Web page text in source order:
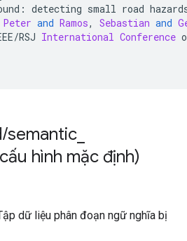
: detecting small road
Peter and Ramos, Sebastian and
/RSJ International Conference
/semantic
hình mặc định)
dữ liệu phân đoạn ngữ nghĩa bị